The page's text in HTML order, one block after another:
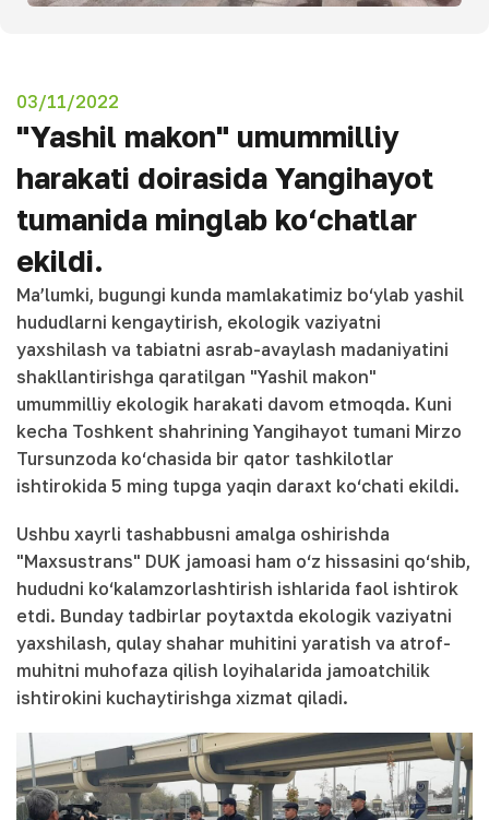
03/11/2022
"Yashil makon" umummilliy
harakati doirasida Yangihayot
tumanida minglab ko‘chatlar
ekildi.
Ma’lumki, bugungi kunda mamlakatimiz bo‘ylab yashil
hududlarni kengaytirish, ekologik vaziyatni
yaxshilash va tabiatni asrab-avaylash madaniyatini
shakllantirishga qaratilgan "Yashil makon"
umummilliy ekologik harakati davom etmoqda. Kuni
kecha Toshkent shahrining Yangihayot tumani Mirzo
Tursunzoda ko‘chasida bir qator tashkilotlar
ishtirokida 5 ming tupga yaqin daraxt ko‘chati ekildi.
Ushbu xayrli tashabbusni amalga oshirishda
"Maxsustrans" DUK jamoasi ham o‘z hissasini qo‘shib,
hududni ko‘kalamzorlashtirish ishlarida faol ishtirok
etdi. Bunday tadbirlar poytaxtda ekologik vaziyatni
yaxshilash, qulay shahar muhitini yaratish va atrof-
muhitni muhofaza qilish loyihalarida jamoatchilik
ishtirokini kuchaytirishga xizmat qiladi.